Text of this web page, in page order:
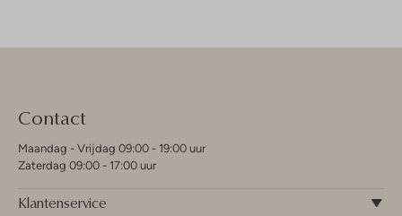
Contact
Maandag - Vrijdag 09:00 - 19:00 uur
Zaterdag 09:00 - 17:00 uur
Klantenservice